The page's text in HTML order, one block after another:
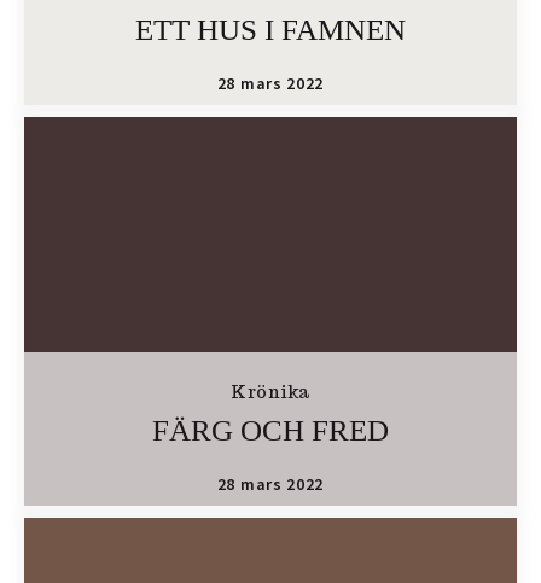
ETT HUS I FAMNEN
28 mars 2022
Krönika
FÄRG OCH FRED
28 mars 2022